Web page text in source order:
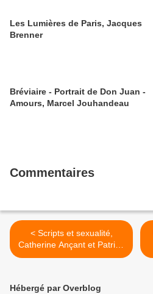
Les Lumières de Paris, Jacques
Brenner
Bréviaire - Portrait de Don Juan -
Amours, Marcel Jouhandeau
Commentaires
< Scripts et sexualité,
Catherine Ançant et Patrice
Desmons
Hébergé par Overblog